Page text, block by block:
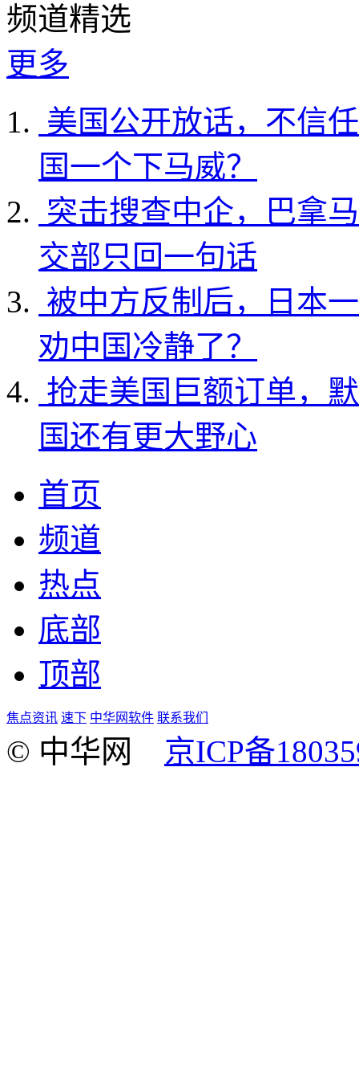
频道精选
更多
美国公开放话，不信
国一个下马威？
突击搜查中企，巴拿
交部只回一句话
被中方反制后，日本
劝中国冷静了？
抢走美国巨额订单，
国还有更大野心
首页
频道
热点
底部
顶部
焦点资讯 速下 中华网软件 联系我们
© 中华网 京ICP备